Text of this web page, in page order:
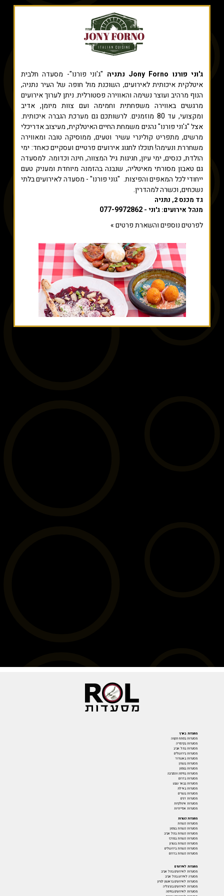
ג'וני פורנו Jony Forno נתניה
"ג'וני פורנו"- מסעדה חלבית
איטלקית איכותית לאירועים, השוכנת מול חופה של העיר נתניה,
הנוף מרהיב ועוצר נשימה והאווירה פסטורלית. ניתן לערוך אירועים
מרגשים באווירה משפחתית וחמימה ועם צוות מיומן, אדיב
ומקצועי, עד 80 מוזמנים. לרשותכם גם מערכת הגברה איכותית.
אצל "ג'וני פורנו" נהנים משמחת החיים האיטלקית, מעיצוב אדריכלי
מרשים, מתפריט קולינרי עשיר וטעים, ממוסיקה טובה ומאווירה
משחררת ונעימה! תוכלו לחגוג אירועים פרטיים ועסקיים כאחד: ימי
הולדת, כנסים, ימי עיון, חגיגות גיל המצווה, חינה וכדומה. למסעדה
גם טאבון מסורתי מאיטליה, שנבנה בהזמנה מיוחדת ומעניק טעם
ייחודי לכל המאפים והפיצות. "גוני פורנו" - מסעדה לאירועים בלתי
נשכחים, וכשרה למהדרין.
גד מכנס 2, נתניה
מנהל אירועים: ג'וני - 077-9972862
לפרטים נוספים והשארת פרטים »
מסעדות בארץ
מסעדות בפתח תקווה
מסעדות בקיסריה
מסעדות בתל אביב
מסעדות בירושלים
מסעדות באשדוד
מסעדות בשרון
מסעדות בצפון
מסעדות בחיפה והסביבה
מסעדות בדרום
מסעדות בבאר שבע
מסעדות באילת
מסעדות בשרים
מסעדות דגים
מסעדות איטלקיות
מסעדות אסייתיות
מסעדות כשרות
מסעדות כשרות
מסעדות כשרות בצפון
מסעדות כשרות בתל אביב
מסעדות כשרות במרכז
מסעדות כשרות בשרון
מסעדות כשרות בירושלים
מסעדות כשרות בדרום
מסעדות לאירועים
מסעדות לאירועים בתל אביב
מסעדה לאירוע בתל אביב
מסעדות לאירועים בראשון לציון
מסעדות לאירועים בהרצליה
מסעדות לאירועים בחיפה